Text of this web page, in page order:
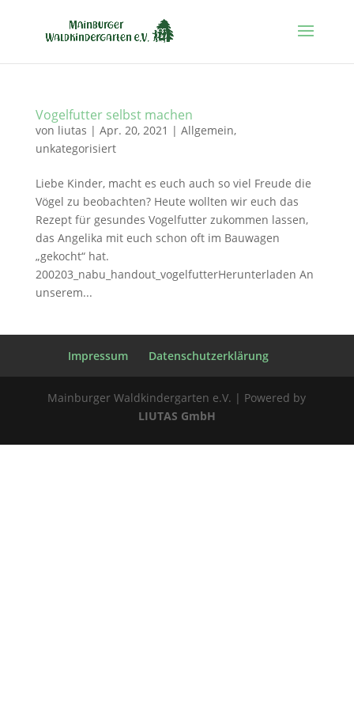
Vogelfutter selbst machen
von liutas | Apr. 20, 2021 | Allgemein,
unkategorisiert
Liebe Kinder, macht es euch auch so viel Freude die
Vögel zu beobachten? Heute wollten wir euch das
Rezept für gesundes Vogelfutter zukommen lassen,
das Angelika mit euch schon oft im Bauwagen
„gekocht“ hat.
200203_nabu_handout_vogelfutterHerunterladen An
unserem...
Impressum Datenschutzerklärung
Mainburger Waldkindergarten e.V. | Powered by
LIUTAS GmbH